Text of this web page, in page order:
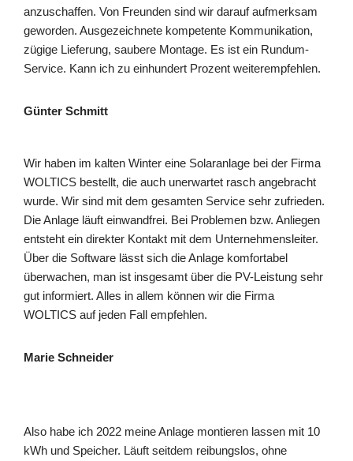
anzuschaffen. Von Freunden sind wir darauf aufmerksam
geworden. Ausgezeichnete kompetente Kommunikation,
zügige Lieferung, saubere Montage. Es ist ein Rundum-
Service. Kann ich zu einhundert Prozent weiterempfehlen.
Günter Schmitt
Wir haben im kalten Winter eine Solaranlage bei der Firma
WOLTICS bestellt, die auch unerwartet rasch angebracht
wurde. Wir sind mit dem gesamten Service sehr zufrieden.
Die Anlage läuft einwandfrei. Bei Problemen bzw. Anliegen
entsteht ein direkter Kontakt mit dem Unternehmensleiter.
Über die Software lässt sich die Anlage komfortabel
überwachen, man ist insgesamt über die PV-Leistung sehr
gut informiert. Alles in allem können wir die Firma
WOLTICS auf jeden Fall empfehlen.
Marie Schneider
Also habe ich 2022 meine Anlage montieren lassen mit 10
kWh und Speicher. Läuft seitdem reibungslos, ohne